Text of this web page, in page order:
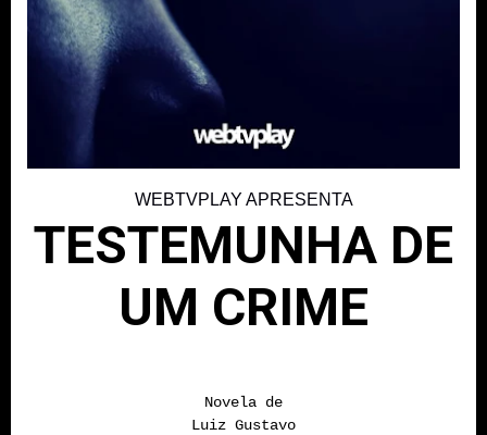
WEBTVPLAY APRESENTA
TESTEMUNHA DE
UM CRIME
Novela de
Luiz Gustavo